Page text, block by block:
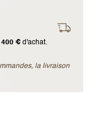
400 € d'achat.
la livraison